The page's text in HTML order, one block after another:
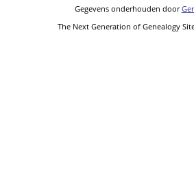
Gegevens onderhouden door
The Next Generation of Genealogy